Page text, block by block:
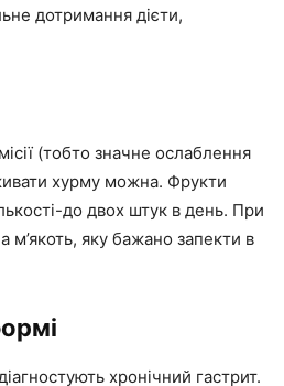
дотримання дієти,
(тобто значне ослаблення
хурму можна. Фрукти
до двох штук в день. При
м’якоть, яку бажано запекти в
хронічний гастрит.